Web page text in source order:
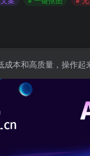
成本和高质量，操作起